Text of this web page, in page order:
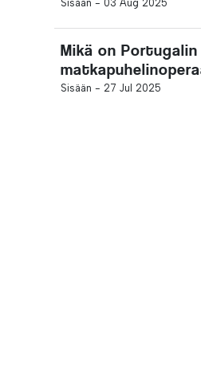
Sisään - 03 Aug 2025
Mikä on Portugalin
Sisään - 27 Jul 2025